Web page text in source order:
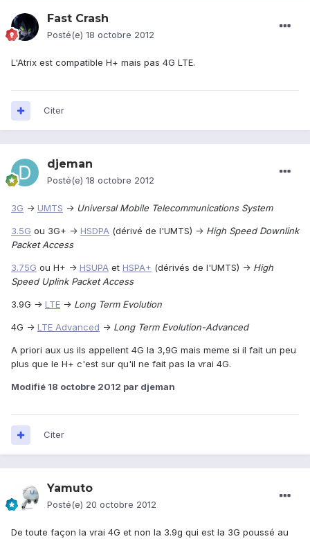
Fast Crash
Posté(e) 18 octobre 2012
L'Atrix est compatible H+ mais pas 4G LTE.
Citer
djeman
Posté(e) 18 octobre 2012
3G -> UMTS -> Universal Mobile TelecommunicationsSystem
3.5G ou 3G+ -> HSDPA (dérivé de l'UMTS) -> High Speed Downlink
Packet Access
3.75G ou H+ -> HSUPA et HSPA+ (dérivés de l'UMTS) -> High
Speed Uplink Packet Access
3.9G -> LTE -> Long Term Evolution
4G -> LTE Advanced -> Long Term Evolution-Advanced
A priori aux us ils appellent 4G la 3,9G mais meme si il fait un peu
plus que le H+ c'est sur qu'il ne fait pas la vrai 4G.
Modifié 18 octobre 2012 par djeman
Citer
Yamuto
Posté(e) 20 octobre 2012
De toute façon la vrai 4G et non la 3.9g qui est la 3G poussé au